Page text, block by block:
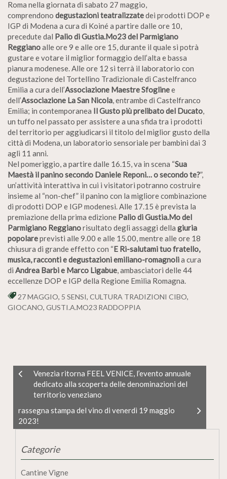
Roma nella giornata di sabato 27 maggio,
comprendono degustazioni teatralizzatedei prodotti DOP e
IGP di Modena a cura di Koiné a partire dalle ore 10,
precedute dal Palio di Gustia.Mo23 del Parmigiano
Reggianoalle ore 9 e alle ore 15, durante il quale si potrà
gustare e votare il miglior formaggio dell’alta e bassa
pianura modenese. Alle ore 12 si terrà il laboratorio con
degustazione del Tortellino Tradizionale di Castelfranco
Emilia a cura dell’Associazione Maestre Sfoglinee
dell’Associazione La San Nicola, entrambe di Castelfranco
Emilia; in contemporanea Il Gusto più prelibato del Ducato,
un tuffo nel passato per assistere a una sfida tra i prodotti
del territorio per aggiudicarsi il titolo del miglior gusto della
città di Modena, un laboratorio sensoriale per bambini dai 3
agli 11 anni.
Nel pomeriggio, a partire dalle 16.15, va in scena “Sua
Maestà il panino secondo Daniele Reponi… o secondo te?”,
un’attività interattiva in cui i visitatori potranno costruire
insieme al “non-chef” il panino con la migliore combinazione
di prodotti DOP e IGP modenesi. Alle 17.15 è prevista la
premiazione della prima edizione Palio diGustia.Model
Parmigiano Reggianorisultato degli assaggi della giuria
popolareprevisti alle 9.00 e alle 15.00, mentre alle ore 18
chiusura di grande effetto con “E Ri-salutami tuo fratello,
musica, racconti e degustazioni emiliano-romagnolia cura
di Andrea Barbi e Marco Ligabue, ambasciatori delle 44
eccellenze DOP e IGP della Regione Emilia Romagna.
27 MAGGIO, 5 SENSI, CULTURA TRADIZIONI CIBO,
GIOCANO, GUSTI.A.MO23 RADDOPPIA
Venezia ritorna FEEL VENICE, l’evento annuale
dedicato alla scoperta delle denominazioni del
territorio veneziano
rassegna stampa del vino di venerdì 19 maggio
2023!
Categorie
Cantine Vigne